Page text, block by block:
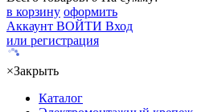
в корзину оформить
Аккаунт ВОЙТИ Вход
или регистрация
×Закрыть
Каталог